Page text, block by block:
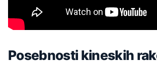
Posebnosti kineskih